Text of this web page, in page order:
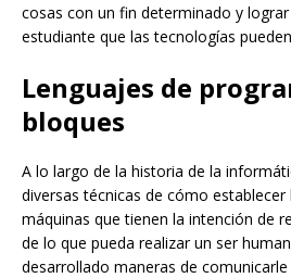
cosas con un fin determinado y
estudiante que las tecnologías
Lenguajes de
bloques
A lo largo de la historia de la
diversas técnicas de cómo
máquinas que tienen la intención de
de lo que pueda realizar un ser
desarrollado maneras de